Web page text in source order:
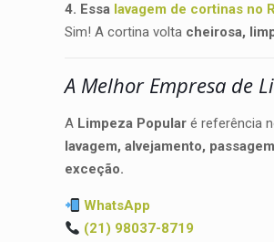
4. Essa lavagem de cortinas no
Sim! A cortina volta cheirosa,
A Melhor Empresa de
A Limpeza Popular é referência
lavagem, alvejamento,
exceção.
WhatsApp
(21) 98037-8719